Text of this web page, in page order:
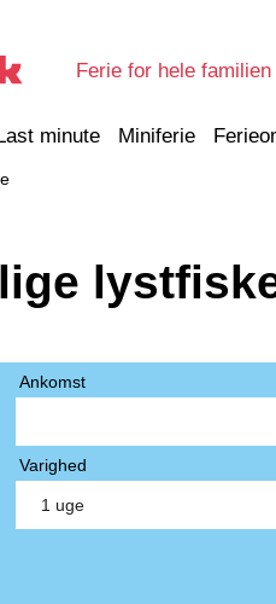
Ferie for hele familien
minute Miniferie
Ankomst
Varighed